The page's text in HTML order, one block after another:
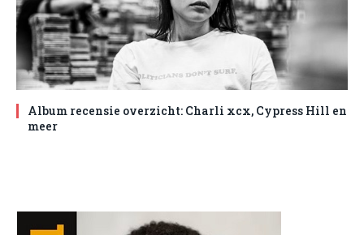
Album recensie overzicht: Charli xcx, Cypress Hill en
meer